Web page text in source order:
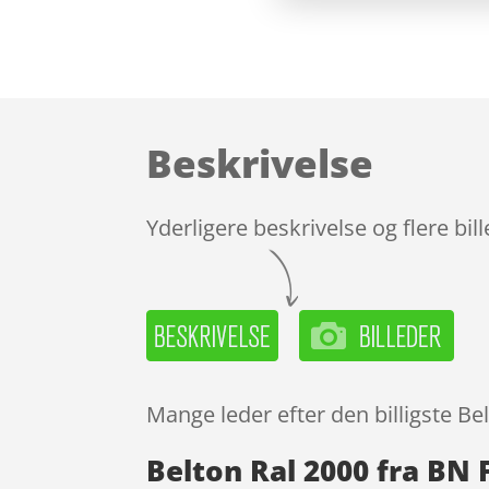
Beskrivelse
Yderligere beskrivelse og flere
Mange leder efter den billigste
Belton Ral 2000 fra BN